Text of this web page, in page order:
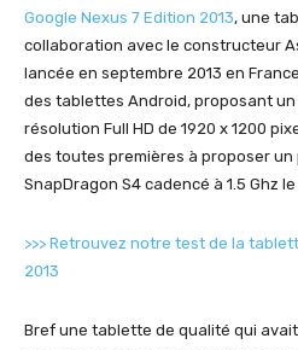
Google Nexus 7 Edition 2013, une
collaboration avec le constructeur
lancée en septembre 2013 en
des tablettes Android, proposant
résolution Full HD de 1920 x 1200
des toutes premières à proposer un
SnapDragon S4 cadencé à 1.5 Ghz
>>> Retrouvez notre test de la
2013
Bref une tablette de qualité qui